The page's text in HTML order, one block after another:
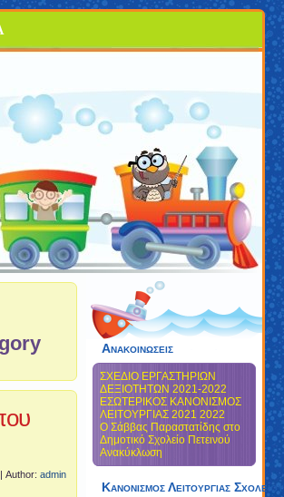
Author: admin
Ανακοινωσεις
ΣΧΕΔΙΟ ΕΡΓΑΣΤΗΡΙΩΝ
ΔΕΞΙΟΤΗΤΩΝ 2021-2022
ΕΣΩΤΕΡΙΚΟΣ ΚΑΝΟΝΙΣΜΟΣ
ΛΕΙΤΟΥΡΓΙΑΣ 2021 2022
Ο Σάββας Παραστατίδης στο
Δημοτικό Σχολείο Πετεινού
Ανακύκλωση
Κανονισμός Λειτουργίας Σχολείου